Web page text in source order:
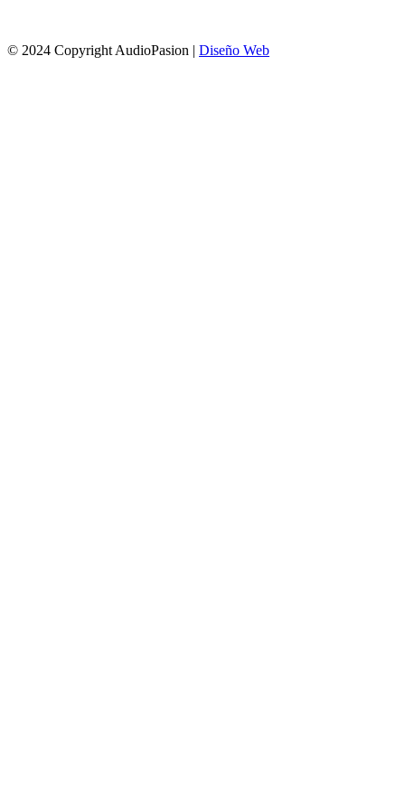
© 2024 Copyright AudioPasion | Diseño Web